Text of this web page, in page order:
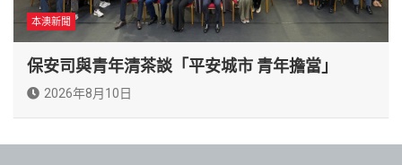
本澳新聞
保安司與青年清茶談「平安城市 青年擔當」
2026年8月10日